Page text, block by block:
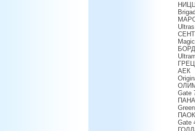
АЕК
Gate
ПАОК
Gate